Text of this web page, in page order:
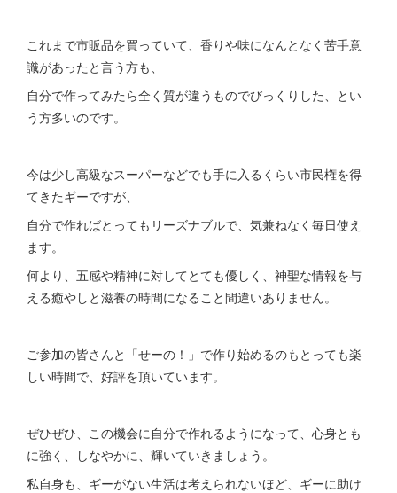
これまで市販品を買っていて、香りや味になんとなく苦手意
識があったと言う方も、
自分で作ってみたら全く質が違うものでびっくりした、とい
う方多いのです。
今は少し高級なスーパーなどでも手に入るくらい市民権を得
てきたギーですが、
自分で作ればとってもリーズナブルで、気兼ねなく毎日使え
ます。
何より、五感や精神に対してとても優しく、神聖な情報を与
える癒やしと滋養の時間になること間違いありません。
ご参加の皆さんと「せーの！」で作り始めるのもとっても楽
しい時間で、好評を頂いています。
ぜひぜひ、この機会に自分で作れるようになって、心身とも
に強く、しなやかに、輝いていきましょう。
私自身も、ギーがない生活は考えられないほど、ギーに助け